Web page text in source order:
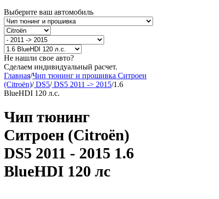
Выберите ваш автомобиль
Не нашли свое авто?
Сделаем индивидуальный расчет.
Главная/Чип тюнинг и прошивка Ситроен
(Citroën)/DS5/DS5 2011 -> 2015/1.6
BlueHDI 120 л.с.
Чип тюнинг
Ситроен (Citroën)
DS5 2011 - 2015 1.6
BlueHDI 120 лс